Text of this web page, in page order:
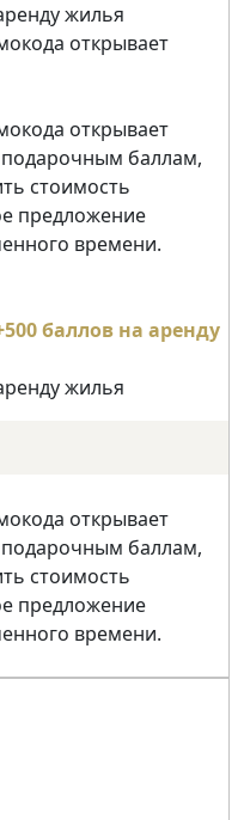
жилья
открывает
открывает
подарочным баллам,
стоимость
предложение
времени.
жилья
открывает
подарочным баллам,
стоимость
предложение
времени.